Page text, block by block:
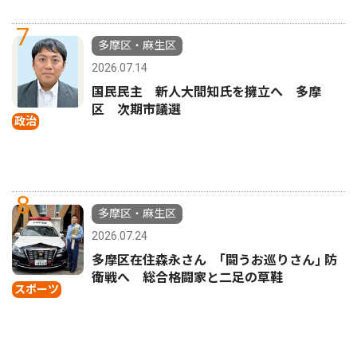
7
政治
多摩区・麻生区
2026.07.14
国民民主 新人大間知氏を擁立へ 多摩
区 次期市議選
8
スポーツ
多摩区・麻生区
2026.07.24
多摩区在住森永さん ｢闘うお巡りさん｣ 防
衛戦へ 総合格闘家と二足の草鞋